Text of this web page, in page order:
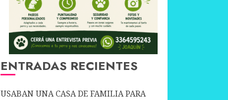
ENTRADAS RECIENTES
USABAN UNA CASA DE FAMILIA PARA